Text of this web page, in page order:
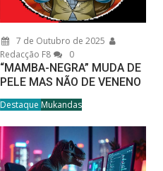
7 de Outubro de 2025
Redacção F8
0
“MAMBA-NEGRA” MUDA DE
PELE MAS NÃO DE VENENO
Destaque Mukandas